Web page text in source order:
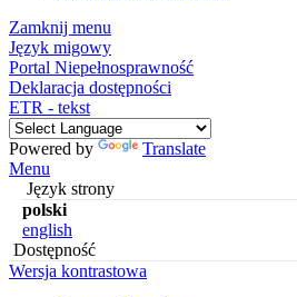
Zamknij menu
Język migowy
Portal Niepełnosprawność
Deklaracja dostępności
ETR - tekst
Powered by
Translate
Menu
Język strony
polski
english
Dostępność
Wersja kontrastowa